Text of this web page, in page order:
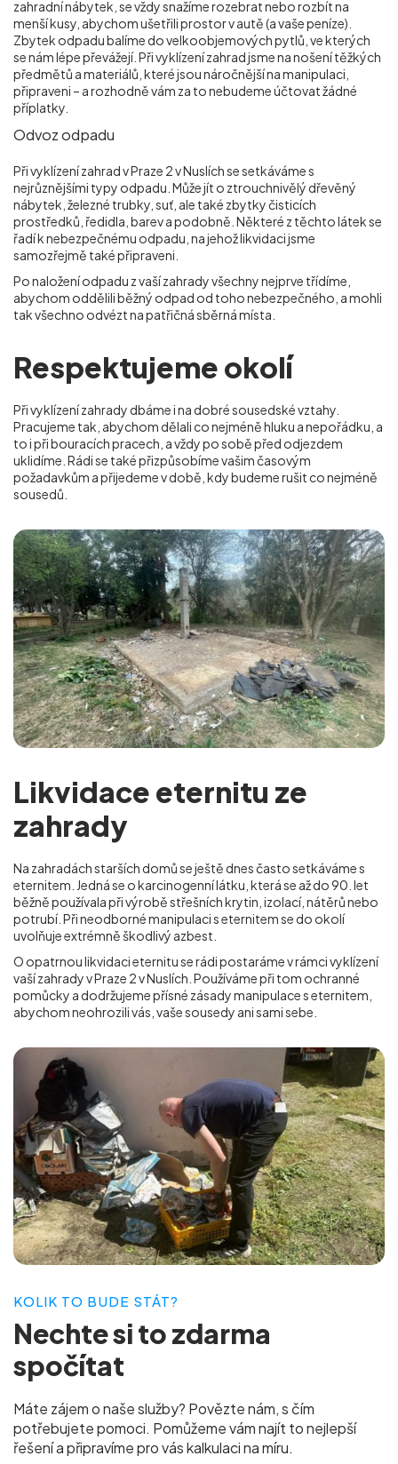
zahradní nábytek, se vždy snažíme rozebrat nebo rozbít na
menší kusy, abychom ušetřili prostor v autě (a vaše peníze).
Zbytek odpadu balíme do velkoobjemových pytlů, ve kterých
se nám lépe převážejí. Při vyklízení zahrad jsme na nošení těžkých
předmětů a materiálů, které jsou náročnější na manipulaci,
připraveni – a rozhodně vám za to nebudeme účtovat žádné
příplatky.
Odvoz odpadu
Při vyklízení zahrad v Praze 2 v Nuslíchse setkáváme s
nejrůznějšími typy odpadu. Může jít o ztrouchnivělý dřevěný
nábytek, železné trubky, suť, ale také zbytky čisticích
prostředků, ředidla, barev a podobně. Některé z těchto látek se
řadí k nebezpečnému odpadu, na jehož likvidaci jsme
samozřejmě také připraveni.
Po naložení odpadu z vaší zahrady všechny nejprve třídíme,
abychom oddělili běžný odpad od toho nebezpečného, a mohli
tak všechno odvézt na patřičná sběrná místa.
Respektujeme okolí
Při vyklízení zahrady dbáme i na dobré sousedské vztahy.
Pracujeme tak, abychom dělali co nejméně hluku a nepořádku, a
to i při bouracích pracech, a vždy po sobě před odjezdem
uklidíme. Rádi se také přizpůsobíme vašim časovým
požadavkům a přijedeme v době, kdy budeme rušit co nejméně
sousedů.
Likvidace eternitu ze
zahrady
Na zahradách starších domů se ještě dnes často setkáváme s
eternitem. Jedná se o karcinogenní látku, která se až do 90. let
běžně používala při výrobě střešních krytin, izolací, nátěrů nebo
potrubí. Při neodborné manipulaci s eternitem se do okolí
uvolňuje extrémně škodlivý azbest.
O opatrnou likvidaci eternitu se rádi postaráme v rámci vyklízení
vaší zahrady v Praze 2 v Nuslích . Používáme při tom ochranné
pomůcky a dodržujeme přísné zásady manipulace s eternitem,
abychom neohrozili vás, vaše sousedy ani sami sebe.
KOLIK TO BUDE STÁT?
Nechte si tozdarma
spočítat
Máte zájem o naše služby? Povězte nám, s čím
potřebujete pomoci. Pomůžeme vám najít to nejlepší
řešení a připravíme pro váskalkulaci na míru.